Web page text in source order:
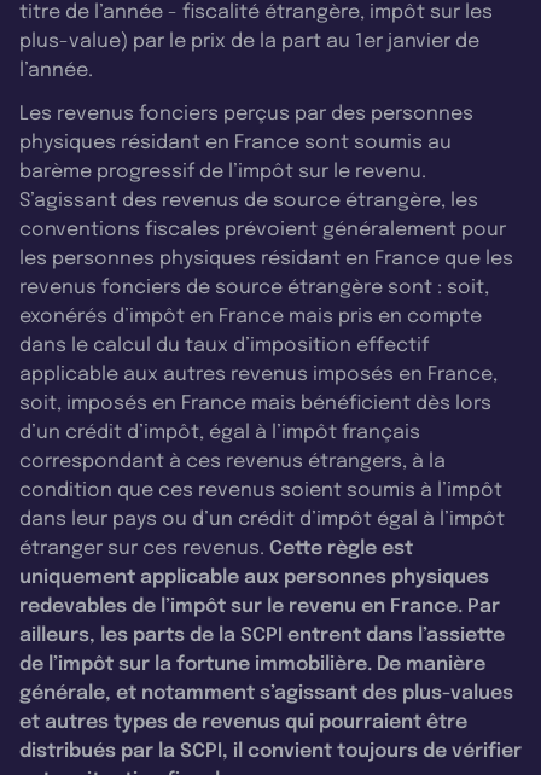
titre de l’année - fiscalité étrangère, impôt sur les
plus-value) par le prix de la part au 1er janvier de
l’année.
Les revenus fonciers perçus par des personnes
physiques résidant en France sont soumis au
barème progressif de l’impôt sur le revenu.
S’agissant des revenus de source étrangère, les
conventions fiscales prévoient généralement pour
les personnes physiques résidant en France que les
revenus fonciers de source étrangère sont : soit,
exonérés d’impôt en France mais pris en compte
dans le calcul du taux d’imposition effectif
applicable aux autres revenus imposés en France,
soit, imposés en France mais bénéficient dès lors
d’un crédit d’impôt, égal à l’impôt français
correspondant à ces revenus étrangers, à la
condition que ces revenus soient soumis à l’impôt
dans leur pays ou d’un crédit d’impôt égal à l’impôt
étranger sur ces revenus. Cette règle est
uniquement applicable aux personnes physiques
redevables de l’impôt sur le revenu en France. Par
ailleurs, les parts de la SCPI entrent dans l’assiette
de l’impôt sur la fortune immobilière. De manière
générale, et notamment s’agissant des plus-values
et autres types de revenus qui pourraient être
distribués par la SCPI, il convient toujours de vérifier